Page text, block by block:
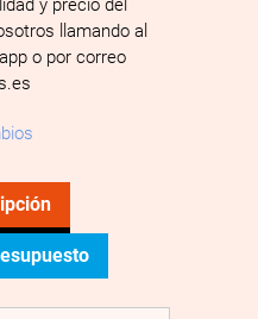
y precio del
llamando al
o por correo